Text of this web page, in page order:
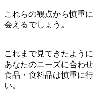
これらの観点から慎重
会えるでしょう。
これまで見てきたよう
あなたのニーズに合わ
食品・食料品は慎重に
い。